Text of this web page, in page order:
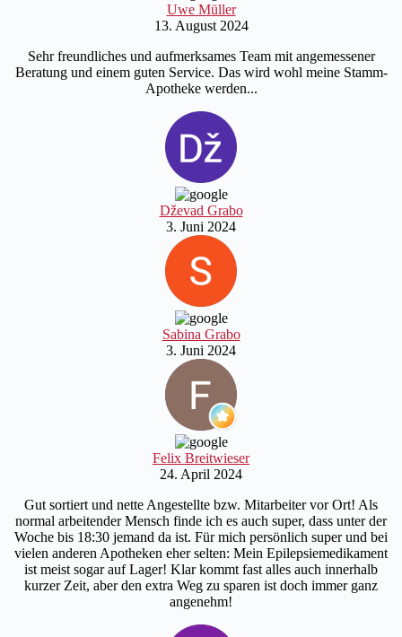
Uwe Müller
13. August 2024
Sehr freundliches und aufmerksames Team mit angemessener
Beratung und einem guten Service. Das wird wohl meine Stamm-
Apotheke werden...
Dževad Grabo
3. Juni 2024
Sabina Grabo
3. Juni 2024
Felix Breitwieser
24. April 2024
Gut sortiert und nette Angestellte bzw. Mitarbeiter vor Ort! Als
normal arbeitender Mensch finde ich es auch super, dass unter der
Woche bis 18:30 jemand da ist. Für mich persönlich super und bei
vielen anderen Apotheken eher selten: Mein Epilepsiemedikament
ist meist sogar auf Lager! Klar kommt fast alles auch innerhalb
kurzer Zeit, aber den extra Weg zu sparen ist doch immer ganz
angenehm!